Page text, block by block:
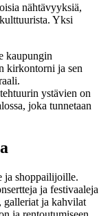
nähtävyyksiä,
Yksi
kaupungin
kirkontorni ja sen
ystävien on
joka tunnetaan
ja shoppailijoille.
ja festivaaleja
ja kahvilat